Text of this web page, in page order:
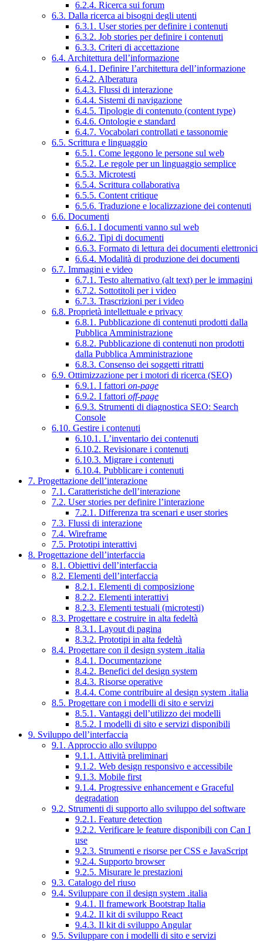
6.2.4. Ricerca sui forum
6.3. Dalla ricerca ai bisogni degli utenti
6.3.1. User stories per definire i contenuti
6.3.2. Job stories per definire i contenuti
6.3.3. Criteri di accettazione
6.4. Architettura dell’informazione
6.4.1. Definire l’architettura dell’informazione
6.4.2. Alberatura
6.4.3. Flussi di interazione
6.4.4. Sistemi di navigazione
6.4.5. Tipologie di contenuto (content type)
6.4.6. Ontologie e standard
6.4.7. Vocabolari controllati e tassonomie
6.5. Scrittura e linguaggio
6.5.1. Come leggono le persone sul web
6.5.2. Le regole per un linguaggio semplice
6.5.3. Microtesti
6.5.4. Scrittura collaborativa
6.5.5. Content critique
6.5.6. Traduzione e localizzazione dei contenuti
6.6. Documenti
6.6.1. I documenti vanno sul web
6.6.2. Tipi di documenti
6.6.3. Formato di lettura dei documenti elettronici
6.6.4. Modalità di produzione dei documenti
6.7. Immagini e video
6.7.1. Testo alternativo (alt text) per le immagini
6.7.2. Sottotitoli per i video
6.7.3. Trascrizioni per i video
6.8. Proprietà intellettuale e privacy
6.8.1. Pubblicazione di contenuti prodotti dalla
Pubblica Amministrazione
6.8.2. Pubblicazione di contenuti non prodotti
dalla Pubblica Amministrazione
6.8.3. Consenso dei soggetti ritratti
6.9. Ottimizzazione per i motori di ricerca (SEO)
6.9.1. I fattori on-page
6.9.2. I fattori off-page
6.9.3. Strumenti di diagnostica SEO: Search
Console
6.10. Gestire i contenuti
6.10.1. L’inventario dei contenuti
6.10.2. Revisionare i contenuti
6.10.3. Migrare i contenuti
6.10.4. Pubblicare i contenuti
7. Progettazione dell’interazione
7.1. Caratteristiche dell’interazione
7.2. User stories per definire l’interazione
7.2.1. Differenza tra scenari e user stories
7.3. Flussi di interazione
7.4. Wireframe
7.5. Prototipi interattivi
8. Progettazione dell’interfaccia
8.1. Obiettivi dell’interfaccia
8.2. Elementi dell’interfaccia
8.2.1. Elementi di composizione
8.2.2. Elementi interattivi
8.2.3. Elementi testuali (microtesti)
8.3. Progettare e costruire in alta fedeltà
8.3.1. Layout di pagina
8.3.2. Prototipi in alta fedeltà
8.4. Progettare con il design system .italia
8.4.1. Documentazione
8.4.2. Benefici del design system
8.4.3. Risorse operative
8.4.4. Come contribuire al design system .italia
8.5. Progettare con i modelli di sito e servizi
8.5.1. Vantaggi dell’utilizzo dei modelli
8.5.2. I modelli di sito e servizi disponibili
9. Sviluppo dell’interfaccia
9.1. Approccio allo sviluppo
9.1.1. Attività preliminari
9.1.2. Web design responsivo e accessibile
9.1.3. Mobile first
9.1.4. Progressive enhancement e Graceful
degradation
9.2. Strumenti di supporto allo sviluppo del software
9.2.1. Feature detection
9.2.2. Verificare le feature disponibili con Can I
use
9.2.3. Strumenti e risorse per CSS e JavaScript
9.2.4. Supporto browser
9.2.5. Misurare le prestazioni
9.3. Catalogo del riuso
9.4. Sviluppare con il design system .italia
9.4.1. Il framework Bootstrap Italia
9.4.2. Il kit di sviluppo React
9.4.3. Il kit di sviluppo Angular
9.5. Sviluppare con i modelli di sito e servizi